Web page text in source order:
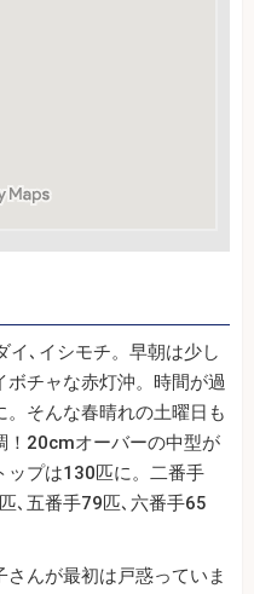
､イシモチ。早朝は少し
チャな赤灯沖。時間が過
そんな春晴れの土曜日も
！20cmオーバーの中型が
ップは130匹に。二番手
､五番手79匹､六番手65
んが最初は戸惑っていま